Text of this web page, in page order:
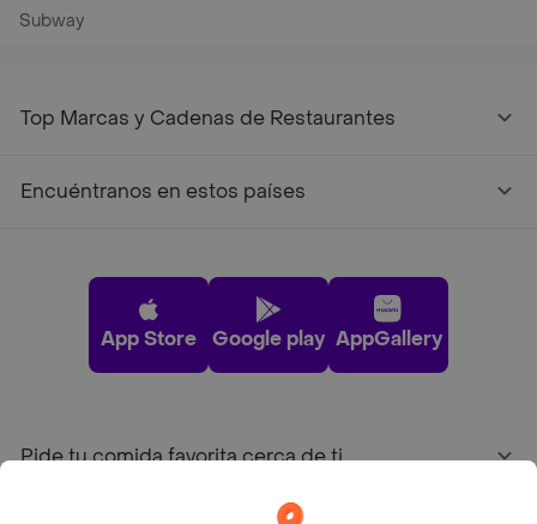
Subway
Top Marcas y Cadenas de Restaurantes
Encuéntranos en estos países
App Store Google play AppGallery
Pide tu comida favorita cerca de ti